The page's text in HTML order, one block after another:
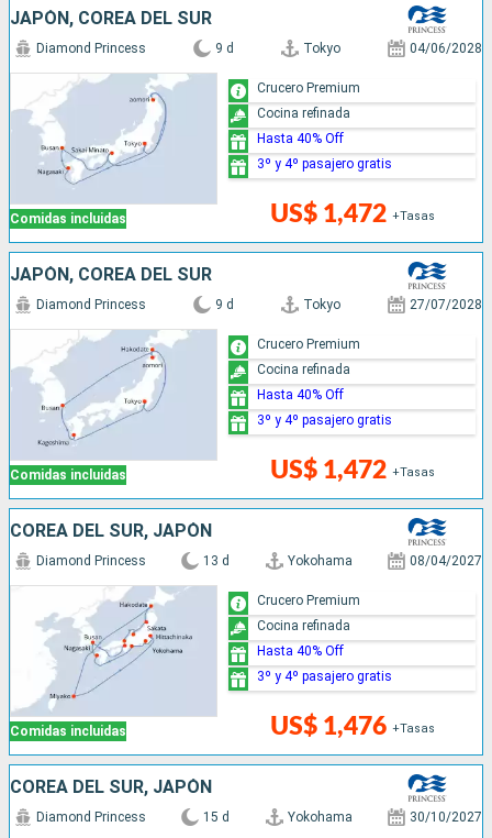
JAPÓN, COREA DEL SUR
Comidas incluidas
Diamond Princess 9 d Tokyo 04/06/2028
US$ 1,472 +Tasas
Crucero Premium
Cocina refinada
Hasta 40% Off
3º y 4º pasajero gratis
JAPÓN, COREA DEL SUR
Comidas incluidas
Diamond Princess 9 d Tokyo 27/07/2028
US$ 1,472 +Tasas
Crucero Premium
Cocina refinada
Hasta 40% Off
3º y 4º pasajero gratis
COREA DEL SUR, JAPÓN
Comidas incluidas
Diamond Princess 13 d Yokohama 08/04/2027
US$ 1,476 +Tasas
Crucero Premium
Cocina refinada
Hasta 40% Off
3º y 4º pasajero gratis
COREA DEL SUR, JAPÓN
Diamond Princess 15 d Yokohama 30/10/2027